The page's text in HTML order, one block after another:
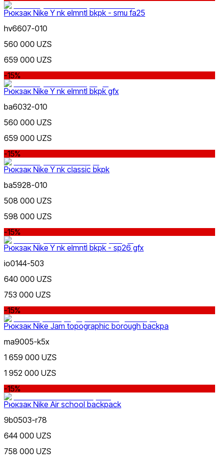
Рюкзак Nike Y nk elmntl bkpk - smu fa25
hv6607-010
560 000 UZS
659 000 UZS
-15%
Рюкзак Nike Y nk elmntl bkpk gfx
ba6032-010
560 000 UZS
659 000 UZS
-15%
Рюкзак Nike Y nk classic bkpk
ba5928-010
508 000 UZS
598 000 UZS
-15%
Рюкзак Nike Y nk elmntl bkpk - sp26 gfx
io0144-503
640 000 UZS
753 000 UZS
-15%
Рюкзак Nike Jam topographic borough backpa
ma9005-k5x
1 659 000 UZS
1 952 000 UZS
-15%
Рюкзак Nike Air school backpack
9b0503-r78
644 000 UZS
758 000 UZS